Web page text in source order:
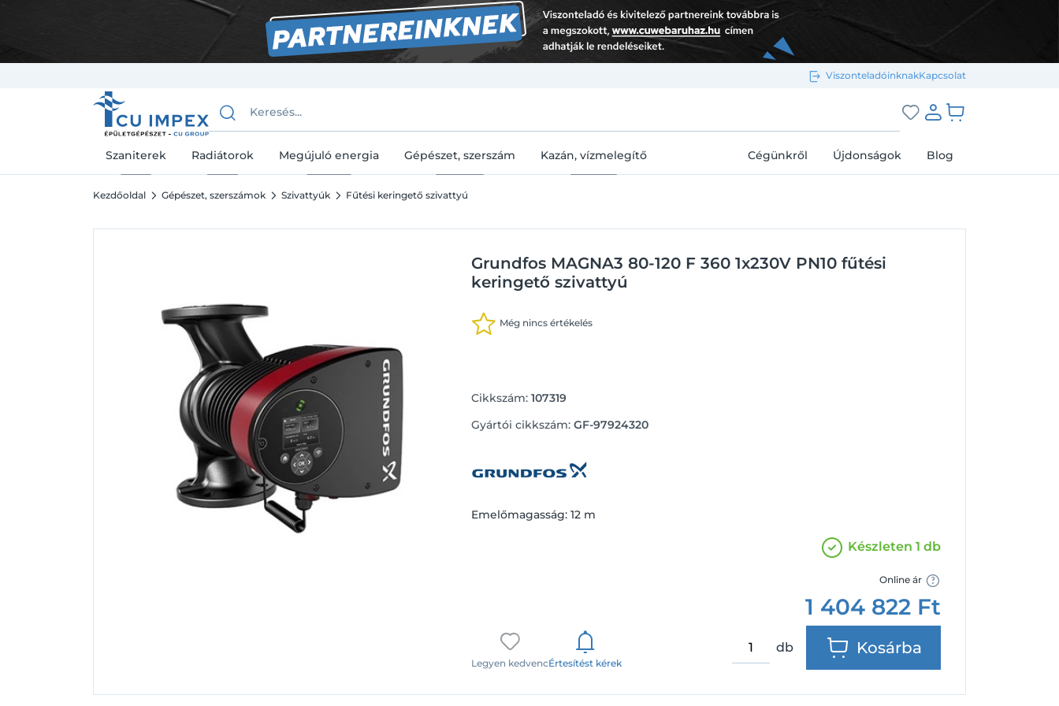
ViszonteladóinknakKapcsolat
Bejelentkezés e-mail-címmel
Szaniterek Radiátorok Megújuló energia Gépészet, szerszám Kazán, vízmelegítő Cégünkről Újdonságok Blog
Kezdőoldal Gépészet, szerszámok Szivattyúk Fűtési keringető szivattyú
Grundfos MAGNA3 80-120 F 360 1x230V PN10 fűtési
keringető szivattyú
Még nincs értékelés
Cikkszám: 107319
Gyártói cikkszám: GF-97924320
Emelőmagasság: 12 m
Legyen kedvencÉrtesítést kérek
Készleten 1 db
Online ár
1 404 822 Ft
db Kosárba